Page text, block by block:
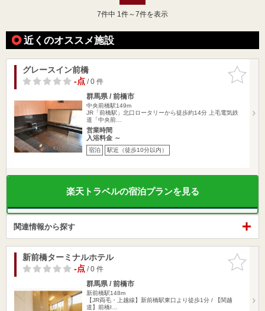
7件中 1件～7件を表示
近くのオススメ施設
お気に入
りに追加
グレースイン前橋
-点/ 0 件
群馬県 / 前橋市
中央前橋駅149m
JR「前橋駅」北口ロータリーから徒歩約14分 上毛電気鉄
道「中央前…
営業時間
入浴料金 ～
宿泊 駅近（徒歩10分以内）
楽天トラベルの宿泊プランを見る
関連情報から探す
お気に入
りに追加
新前橋ターミナルホテル
-点/ 0 件
群馬県 / 前橋市
新前橋駅148m
【JR両毛・上越線】新前橋駅東口より徒歩1分 / 【関越
道】前橋I…